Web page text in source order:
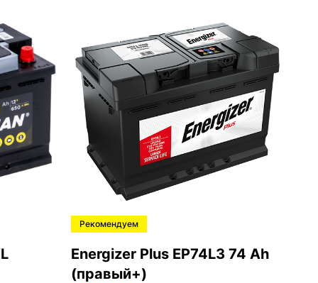
Рекомендуем
Energizer Plus EP74L3 74 Ah
(правый+)